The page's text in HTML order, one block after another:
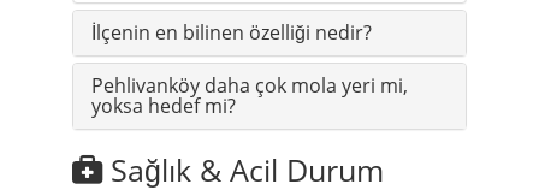
İlçenin en bilinen özelliği nedir?
Pehlivanköy daha çok mola yeri mi,
yoksa hedef mi?
Sağlık & Acil Durum